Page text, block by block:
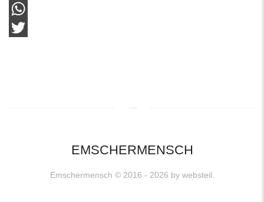
Email
WhatsApp
EMSCHERMENSCH
Emschermensch © 2016 - 2026 by websteil.